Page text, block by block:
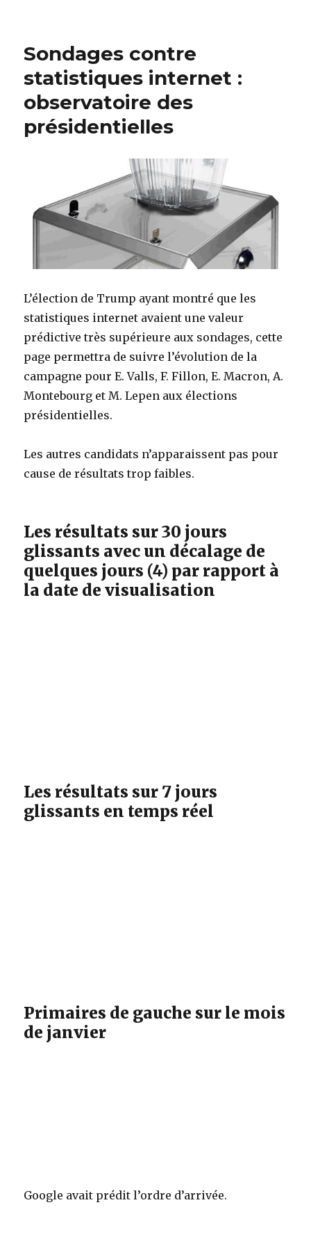
Sondages contre
statistiques internet :
observatoire des
présidentielles
L’élection de Trump ayant montré que les
statistiques internet avaient une valeur
prédictive très supérieure aux sondages, cette
page permettra de suivre l’évolution de la
campagne pour E. Valls, F. Fillon, E. Macron, A.
Montebourg et M. Lepen aux élections
présidentielles.
Les autres candidats n’apparaissent pas pour
cause de résultats trop faibles.
Les résultats sur 30 jours
glissants avec un décalage de
quelques jours (4) par rapport à
la date de visualisation
Les résultats sur 7 jours
glissants en temps réel
Primaires de gauche sur le mois
de janvier
Google avait prédit l’ordre d’arrivée.